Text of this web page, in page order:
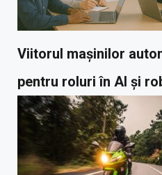
Viitorul mașinilor
pentru roluri în AI și